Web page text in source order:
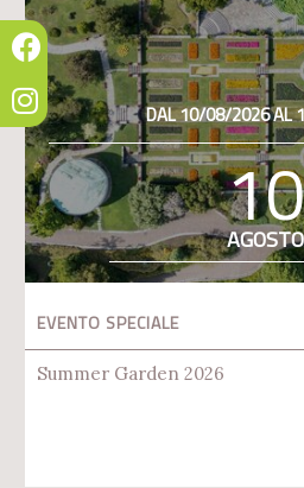
DAL 10/08/2026 AL
AGOSTO
EVENTO SPECIALE
Summer Garden 2026